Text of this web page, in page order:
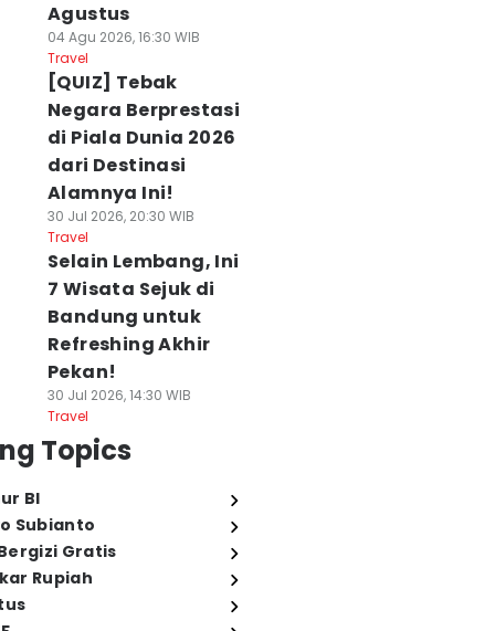
Agustus
04 Agu 2026, 16:30 WIB
Travel
[QUIZ] Tebak
Negara Berprestasi
di Piala Dunia 2026
dari Destinasi
Alamnya Ini!
30 Jul 2026, 20:30 WIB
Travel
Selain Lembang, Ini
7 Wisata Sejuk di
Bandung untuk
Refreshing Akhir
Pekan!
30 Jul 2026, 14:30 WIB
Travel
Topics
BI
Subianto
Gratis
Rupiah